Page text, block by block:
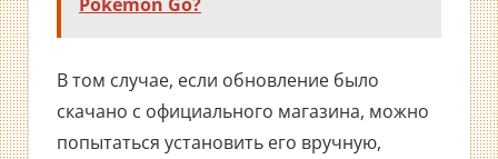
В том случае, если обновление было
скачано с официального магазина, можно
попытаться установить его вручную,